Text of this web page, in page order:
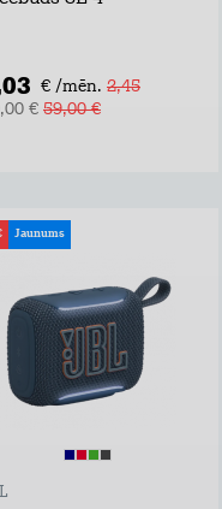
€ /mēn. 2,45
€ 59,00 €
Jaunums